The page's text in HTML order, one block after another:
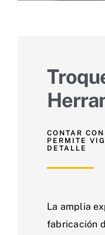
CONTAR
PERMITE
DETALLE
La amplia
fabricación